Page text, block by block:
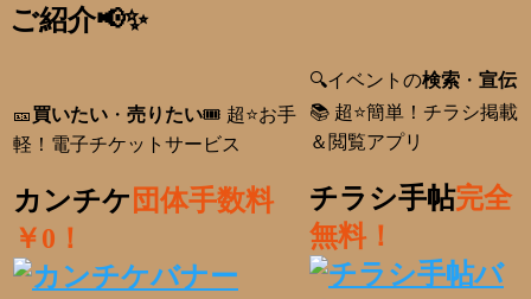
ご紹介📢✨
🎫買いたい ・ 売りたい🎟️ 超⭐お手
軽！電子チケットサービス
カンチケ 団体手数料
￥0！
🔍イベントの検索 ・ 宣伝
📚 超⭐簡単！チラシ掲載
＆閲覧アプリ
チラシ手帖完全
無料！